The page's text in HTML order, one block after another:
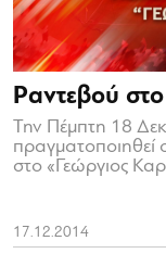
Ραντεβού
Την Πέμπτη 18
πραγματοποιηθεί
στο «Γεώργιος
17.12.2014